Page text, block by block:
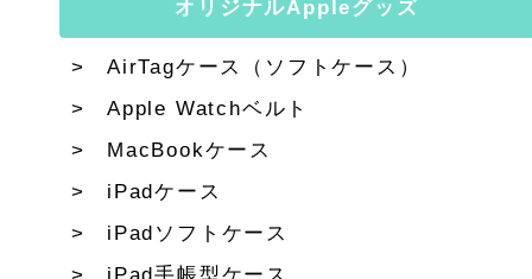
オリジナルAppleグッズ
AirTagケース（ソフトケース）
Apple Watchベルト
MacBookケース
iPadケース
iPadソフトケース